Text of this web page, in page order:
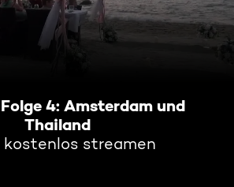
4: Amsterdam und
Thailand
streamen